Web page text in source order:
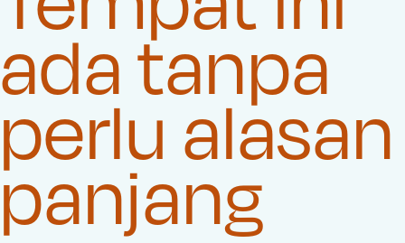
ada tanpa
perlu alasan
panjang